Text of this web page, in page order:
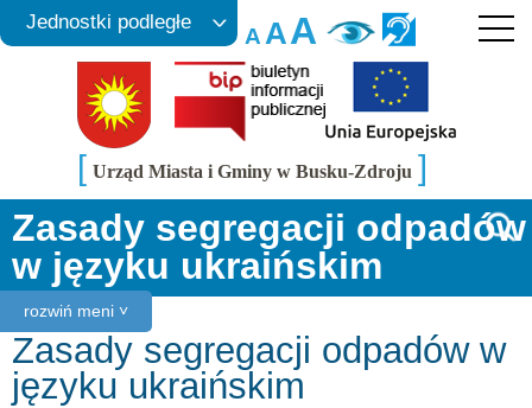
AAA
Jednostki podległe
[ Urząd Miasta i Gminy w Busku-Zdroju ]
rozwiń meni ˅
Zasady segregacji odpadów
w języku ukraińskim
Zasady segregacji odpadów w
języku ukraińskim